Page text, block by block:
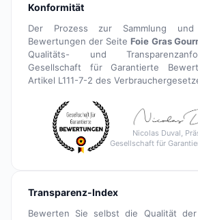
Konformität
Der Prozess zur Sammlung
Bewertungen der SeiteFoie Gras
Qualitäts- und
Gesellschaft für Garantierte
Artikel L111-7-2 des
Nicolas Duval,
Gesellschaft für
Transparenz-Index
Bewerten Sie selbst die Qualität